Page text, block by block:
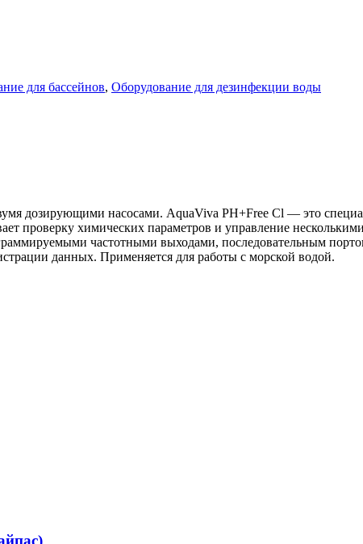
для бассейнов, Оборудование для дезинфекции воды
дозирующими насосами. AquaViva PH+Free Cl — это
проверку химических параметров и управление
частотными выходами, последовательным
данных. Применяется для работы с морской водой.